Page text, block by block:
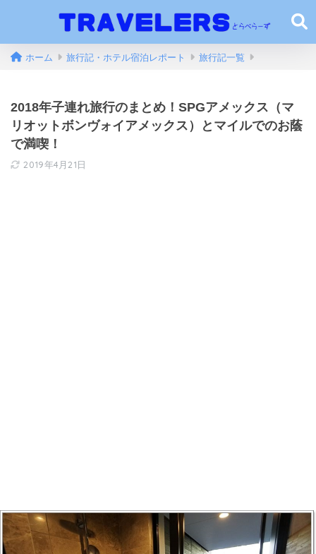
ホーム 旅行記・ホテル宿泊レポート 旅行記一覧
2018年子連れ旅行のまとめ！SPGアメックス（マ
リオットボンヴォイアメックス）とマイルでのお蔭
で満喫！
2019年4月21日